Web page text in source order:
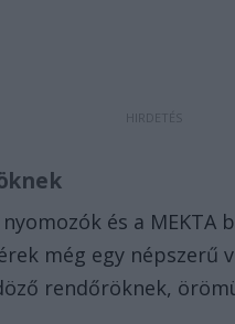
és a MEKTA
még egy
rendőröknek,